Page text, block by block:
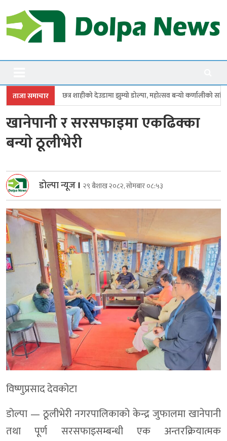
to
content
Dolpanews
ताजा समाचार
देउडामा झुम्यो डोल्पा, महोत्सव बन्यो कर्णालीको सांगीतिक उत्सव
खानेपानी र सरसफाइमा एकढिक्का
बन्याे ठूलीभेरी
डोल्पा न्यूज । २९ बैशाख २०८२, सोमबार ०८:५३
विष्णुप्रसाद देवकोटा
डोल्पा — ठूलीभेरी नगरपालिकाको केन्द्र जुफालमा खानेपानी
तथा पूर्ण सरसफाइसम्बन्धी एक अन्तरक्रियात्मक